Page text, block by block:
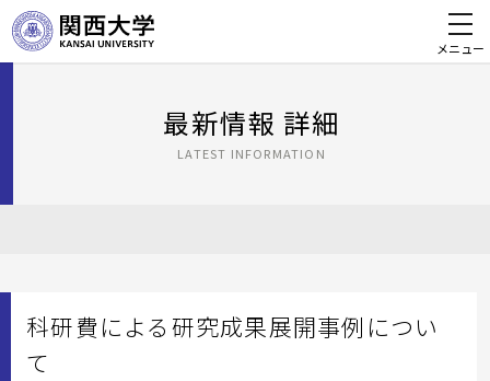
メニュー
最新情報 詳細
LATEST INFORMATION
科研費による研究成果展開事例につい
て